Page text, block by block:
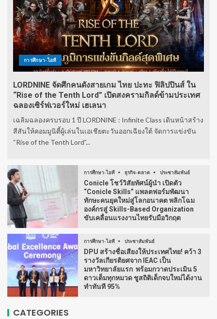
การศึกษา-ไอที
LORDNINE จัดศึกคนดังสายเกม ไทย ปะทะ ฟิลิปปินส์ ใน
“Rise of the Tenth Lord” เปิดสงครามกิลด์ข้ามประเทศ
ฉลองเซิร์ฟเวอร์ใหม่ เฮเลนา
เฉลิมฉลองครบรอบ 1 ปี LORDNINE : Infinite Class เดินหน้าสร้าง
สีสันให้คอมมูนิตี้ผู้เล่นในเอเชียตะวันออกเฉียงใต้ จัดการแข่งขัน
“Rise of the Tenth Lord”...
การศึกษา-ไอที ธุรกิจ-ตลาด ประชาสัมพันธ์
Conicle โชว์วิสัยทัศน์ผู้นำ เปิดตัว
“Conicle Skills” แพลตฟอร์มพัฒนา
ทักษะคนยุคใหม่สู่โลกอนาคต พลิกโฉม
องค์กรสู่ Skills-Based Organization
ขับเคลื่อนแรงงานไทยรับมือวิกฤต
การศึกษา-ไอที ประชาสัมพันธ์
DPU สร้างชื่อเสียงให้ประเทศไทย! คว้า 3
รางวัลเกียรติยศจาก IEAC เป็น
มหาวิทยาลัยแรก พร้อมกวาดประเมิน 5
ดาวเต็มทุกหมวด ชูสถิติเด็กจบใหม่ได้งาน
ทำทันที 95%
CATEGORIES